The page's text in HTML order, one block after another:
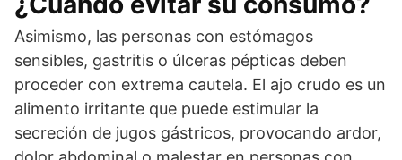
Asimismo, las personas con estómagos
sensibles, gastritis o úlceras pépticas deben
proceder con extrema cautela. El ajo crudo es un
alimento irritante que puede estimular la
secreción de jugos gástricos, provocando ardor,